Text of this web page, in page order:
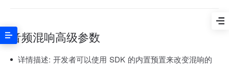
音频混响高级参数
详情描述: 开发者可以使用 SDK 的内置预置来改变混响的